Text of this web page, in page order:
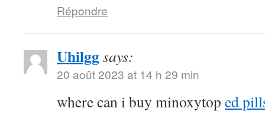
Répondre
Uhilggsays:
20 août 2023 at 14 h 29 min
where can i buy minoxytop ed